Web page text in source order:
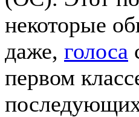
некоторые
даже, голоса
первом